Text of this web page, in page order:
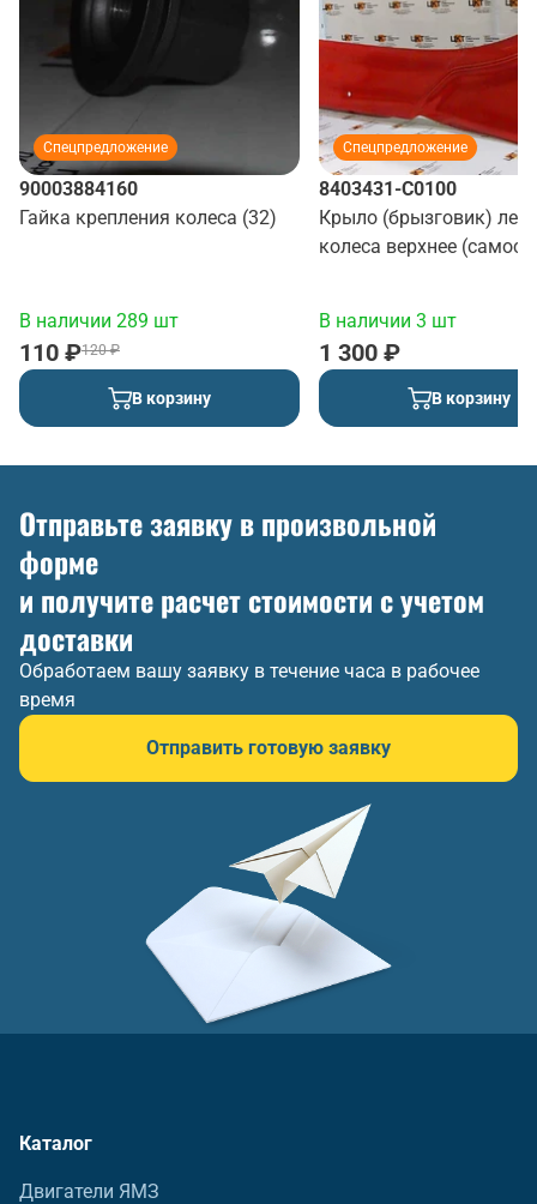
Спецпредложение
90003884160
Гайка крепления колеса (32)
В наличии 289 шт
120 ₽
110 ₽
В корзину
Спецпредложение
8403431-C0100
Крыло (брызговик)
колеса верхнее
В наличии 3 шт
1 300 ₽
В корзину
Отправьте заявку в произвольной
форме
и получите расчет стоимости с учетом
доставки
Обработаем вашу заявку в течение часа в рабочее
время
Отправить готовую заявку
Каталог
Двигатели ЯМЗ